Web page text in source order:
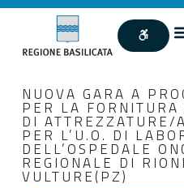
NUOVA GARA A
PER LA FORNITURA
DI ATTREZZATURE/
PER L’U.O. DI
DELL’OSPEDALE
REGIONALE DI
VULTURE(PZ)